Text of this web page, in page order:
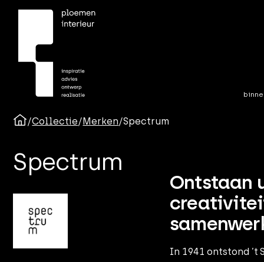
/Collectie/Merken/Spectrum
Spectrum
Ontstaan
In 1941 ontstond ’t